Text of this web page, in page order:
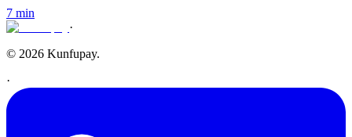
7 min
·
© 2026 Kunfupay.
·